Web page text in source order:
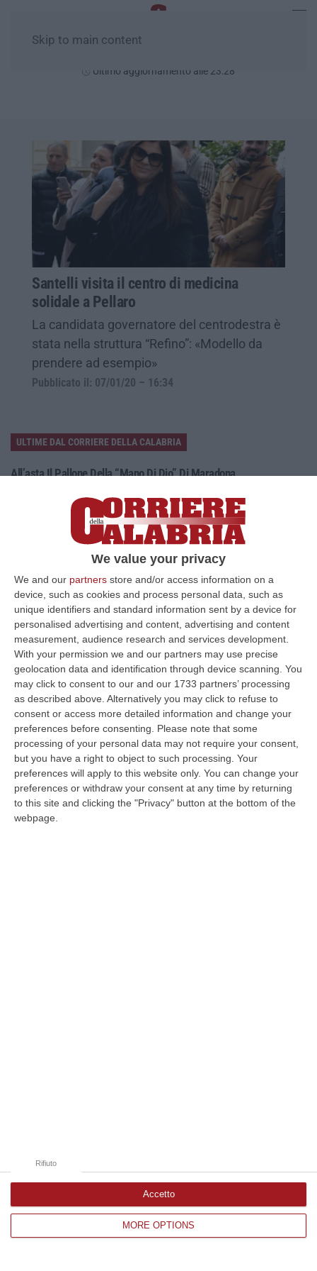
We value your privacy
We and our partners store and/or access information on a
device, such as cookies and process personal data, such as
unique identifiers and standard information sent by a device for
personalised advertising and content, advertising and content
measurement, audience research and services development.
With your permission we and our partners may use precise
geolocation data and identification through device scanning. You
may click to consent to our and our 1733 partners’ processing
as described above. Alternatively you may click to refuse to
consent or access more detailed information and change your
preferences before consenting.
Please note that some
processing of your personal data may not require your consent,
but you have a right to object to such processing. Your
preferences will apply to this website only. You can change your
preferences or withdraw your consent at any time by returning
to this site and clicking the "Privacy" button at the bottom of the
webpage.
MORE OPTIONS
Rifiuto
Accetto
Skip to main content
Ultimo aggiornamento alle 23:28
Santelli visita il centro di medicina
solidale a Pellaro
La candidata governatore del centrodestra è
stata nella struttura “Refino”: «Modello da
prendere ad esempio»
Pubblicato il: 07/01/20 – 16:34
ULTIME DAL CORRIERE DELLA CALABRIA
All’asta Il Pallone Della “mano Di Dio” Di Maradona
vittoria dell’Argentina sull’Inghilterra ai Mondiali del 1986 potrebbe
08 Agosto, 23:28
Milano, Vannacci Candida Il Generale Burgio
“ROMA “La sfida delle grandi città correremo in tutte le grandi città
Milano, Bologna, Roma e Napoli. Ci presenteremo come Futuro
nazionale…
08 Agosto, 22:19
Messina, I “No Ponte” Di Nuovo In Marcia
“MESSINA “Chiediamo che venga chiusa la società Stretto di Messina. La
liquidazione era stata già indicata dal governo Monti nel 2013, e la…
08 Agosto, 21:20
Vinitaly And The City A Reggio: Il Grande Abbraccio Tra Identità
Del Territorio, Storia E Cultura – FOTO
“REGGIO CALABRIA Vinitaly and the City arriva a Reggio Calabria. Dopo il
successo dell’edizione di Sibari, dove la manifestazione ha fatto s…
08 Agosto, 20:47
Corriere delle Calabria è una testata giornalistica di News&Com S.r.l